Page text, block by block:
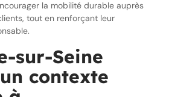
la mobilité durable auprès
tout en renforçant leur
sur-Seine
contexte